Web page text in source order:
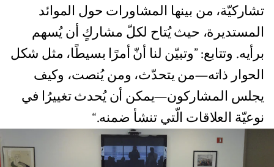
تشاركيّة، من بينها المشاورات حول الموائد
المستديرة، حيث يُتاح لكلّ مشاركٍ أن يُسهم
برأيه. وتتابع: ”وتبيّن لنا أنّ أمرًا بسيطًا، مثل شكل
الحوار ذاته—من يتحدّث، ومن يُنصت، وكيف
يجلس المشاركون—يمكن أن يُحدث تغييرُا في
نوعيّة العلاقات الّتي تنشأ ضمنه.“